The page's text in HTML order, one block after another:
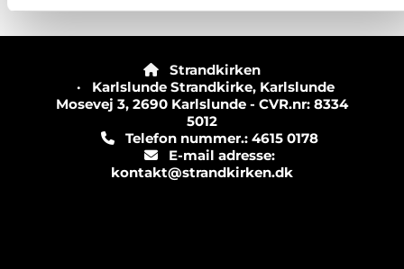

Strandkirken
· Karlslunde Strandkirke, Karlslunde
Mosevej 3, 2690 Karlslunde - CVR.nr: 8334
5012
Telefon nummer.: 4615 0178
E-mail adresse:
kontakt@strandkirken.dk